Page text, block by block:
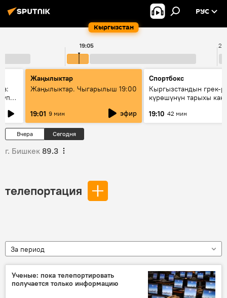
Кыргызстан
РУС
19:05
Жаңылыктар
Жаңылыктар. Чыгарылыш 19:00
19:01 9 мин эфир
Спортбокс
Кыргызстандын грек-
күрөшүнүн тарыхы
19:10 42 мин
Вчера Сегодня
г. Бишкек 89.3
телепортация
За период
Ученые: пока телепортировать
получается только информацию